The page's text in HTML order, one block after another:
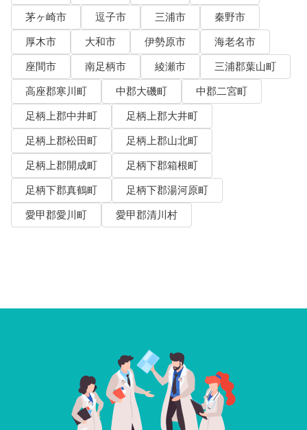
茅ヶ崎市
逗子市 三浦市
秦野市
厚木市
大和市 伊勢原市
海老名市
座間市
南足柄市 綾瀬市
三浦郡葉山町
高座郡寒川町
中郡大磯町
中郡二宮町
足柄上郡中井町
足柄上郡大井町
足柄上郡松田町
足柄上郡山北町
足柄上郡開成町
足柄下郡箱根町
足柄下郡真鶴町
足柄下郡湯河原町
愛甲郡愛川町
愛甲郡清川村